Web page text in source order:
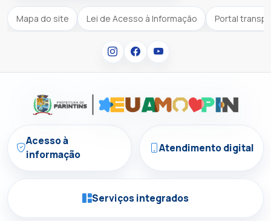
Mapa do site Lei de Acesso à Informação Portal
Acesso à
informação
Atendimento digital
Serviços integrados